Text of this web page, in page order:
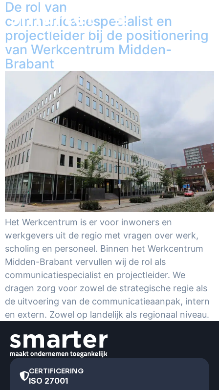
De rol van
communicatiespecialist en
projectleider bij de positionering
van Werkcentrum Midden-
Brabant
Het Werkcentrum is er voor inwoners en
werkgevers uit de regio met vragen over werk,
scholing en personeel. Binnen het Werkcentrum
Midden-Brabant vervullen wij de rol als
communicatiespecialist en projectleider. We
dragen zorg voor zowel de strategische regie als
de uitvoering van de communicatieaanpak, intern
en extern. Zowel op landelijk als regionaal niveau.
CERTIFICERING
ISO 27001